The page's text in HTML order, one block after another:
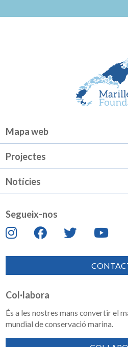
Mapa web
Projectes
Notícies
Segueix-nos
Col·labora
És a les nostres mans convertir el
mundial de conservació marina.